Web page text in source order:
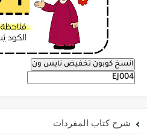
انسخ كوبون تخفيض نايس ون
شرح كتاب المفردات